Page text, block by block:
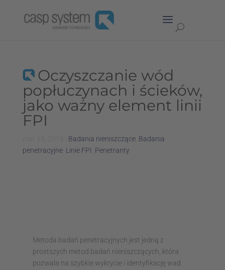
Oczyszczanie wód
popłuczynach i ścieków,
jako ważny element linii
FPI
Badania nieniszczące, Badania
penetracyjne, Linie FPI Penetranty
Metoda badań penetracyjnych jest jedną z
prostszych metod badań nieniszczących, która
pozwala na szybkie wykrycie i identyfikację wad